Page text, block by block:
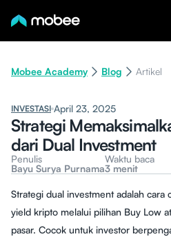
Mobee Academy Blog Artikel
INVESTASI April 23, 2025
Strategi
dari Dual Investment
Penulis
Bayu Surya Purnama
Waktu baca
3 menit
Strategi dual investment adalah cara
yield kripto melalui pilihan Buy Low
pasar. Cocok untuk investor